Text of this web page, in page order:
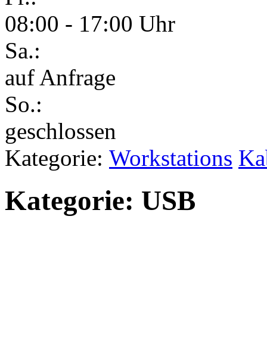
08:00 - 17:00 Uhr
Sa.:
auf Anfrage
So.:
geschlossen
Kategorie: Workstations
Kategorie: USB